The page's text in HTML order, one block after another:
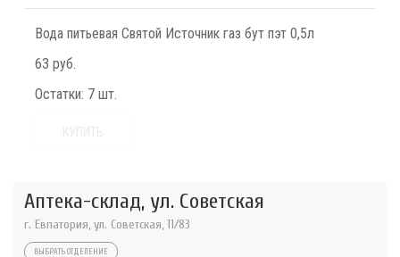
Вода питьевая Святой Источник газ бут пэт 0,5л
63 руб.
Остатки: 7 шт.
Аптека-склад, ул. Советская
г. Евпатория, ул. Советская, 11/83
ВЫБРАТЬ ОТДЕЛЕНИЕ